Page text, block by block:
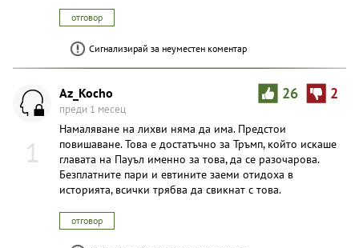
отговор
Сигнализирай за неуместен коментар
1
26 2
Az_Kocho
преди 1 месец
Намаляване на лихви няма да има. Предстои
повишаване. Това е достатъчно за Тръмп, който искаше
главата на Пауъл именно за това, да се разочарова.
Безплатните пари и евтините заеми отидоха в
историята, всички трябва да свикнат с това.
отговор